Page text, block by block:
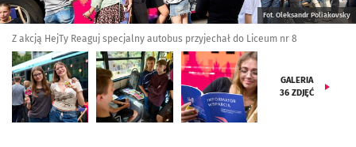
Fot. Oleksandr Poliakovsky
Z akcją HejTy Reaguj specjalny autobus przyjechał do Liceum nr 8
GALERIA
36 ZDJĘĆ